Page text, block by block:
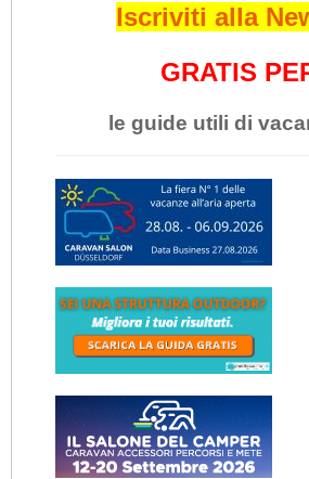
Iscriviti alla
GRATIS
le guide utili di